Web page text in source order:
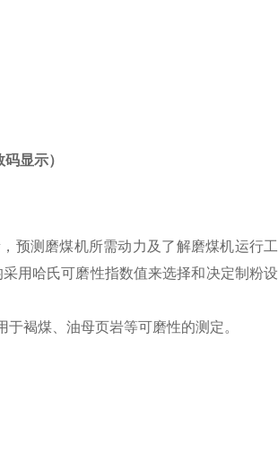
码显示）
预测磨煤机所需动力及了解磨煤机运行工
用哈氏可磨性指数值来选择和决定制粉设
褐煤、油母页岩等可磨性的测定。